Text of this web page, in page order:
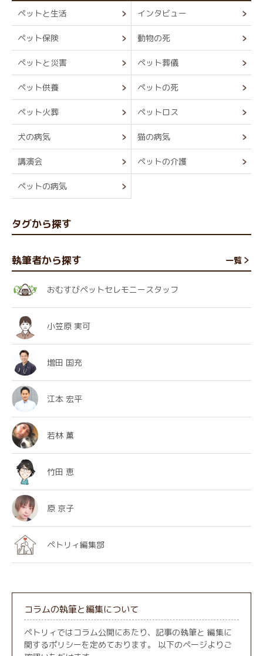
ペットと生活 インタビュー
ペット保険 動物の死
ペットと災害 ペット葬儀
ペット供養 ペットの死
ペット火葬 ペットロス
犬の病気 猫の病気
講演会 ペットの介護
ペットの病気
タグから探す
執筆者から探す 一覧
おむすびペットセレモニースタッフ
小笠原 実可
増田 国充
江本 宏平
若林 薫
竹田 恵
原 京子
ペトリィ編集部
コラムの執筆と編集について
ペトリィではコラム公開にあたり、記事の執筆と 編集に
関するポリシーを定めております。 以下のページよりご